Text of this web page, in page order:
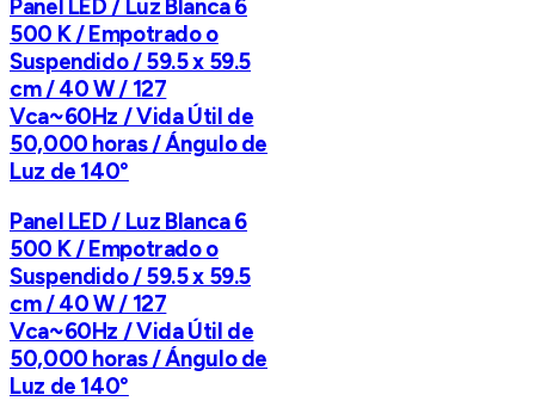
Panel LED / Luz Blanca 6
500 K / Empotrado o
Suspendido / 59.5 x 59.5
cm / 40 W / 127
Vca~60Hz / Vida Útil de
50,000 horas / Ángulo de
Luz de 140°
Panel LED / Luz Blanca 6
500 K / Empotrado o
Suspendido / 59.5 x 59.5
cm / 40 W / 127
Vca~60Hz / Vida Útil de
50,000 horas / Ángulo de
Luz de 140°